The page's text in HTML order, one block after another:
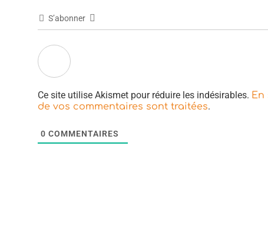
S’abonner
Ce site utilise Akismet pour réduire les indésirables. En
de vos commentaires sont traitées.
0 COMMENTAIRES